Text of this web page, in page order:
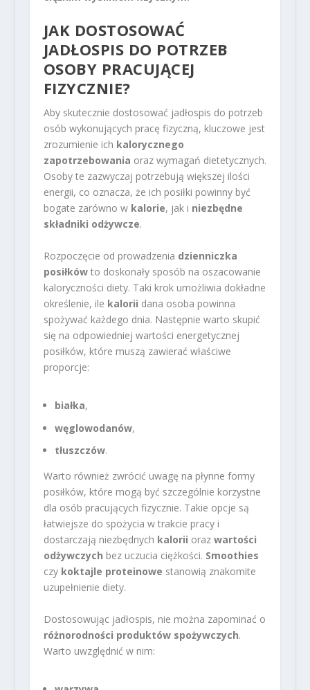
JAK DOSTOSOWAĆ
JADŁOSPIS DO POTRZEB
OSOBY PRACUJĄCEJ
FIZYCZNIE?
Aby skutecznie dostosować jadłospis do potrzeb
osób wykonujących pracę fizyczną, kluczowe jest
zrozumienie ich kalorycznego
zapotrzebowania oraz wymagań dietetycznych.
Osoby te zazwyczaj potrzebują większej ilości
energii, co oznacza, że ich posiłki powinny być
bogate zarówno w kalorie, jak i niezbędne
składniki odżywcze.
Rozpoczęcie od prowadzenia dzienniczka
posiłkówto doskonały sposób na oszacowanie
kaloryczności diety. Taki krok umożliwia dokładne
określenie, ile kalorii dana osoba powinna
spożywać każdego dnia. Następnie warto skupić
się na odpowiedniej wartości energetycznej
posiłków, które muszą zawierać właściwe
proporcje:
białka,
węglowodanów,
tłuszczów.
Warto również zwrócić uwagę na płynne formy
posiłków, które mogą być szczególnie korzystne
dla osób pracujących fizycznie. Takie opcje są
łatwiejsze do spożycia w trakcie pracy i
dostarczają niezbędnych kalorii oraz wartości
odżywczych bez uczucia ciężkości. Smoothies
czy koktajle proteinowe stanowią znakomite
uzupełnienie diety.
Dostosowując jadłospis, nie można zapominać o
różnorodności produktów spożywczych.
Warto uwzględnić w nim: